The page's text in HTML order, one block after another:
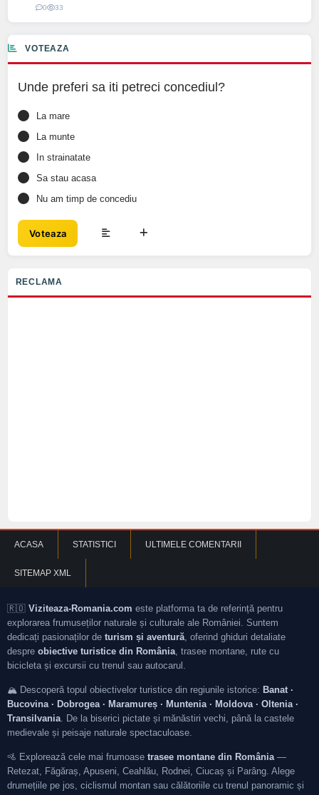
0 33
VOTEAZA
Unde preferi sa iti petreci concediul?
La mare
La munte
In strainatate
Sa stau acasa
Nu am timp de concediu
Voteaza
RECLAMA
ACASA STATISTICI ULTIMELE COMENTARII
SITEMAP XML
🇷🇴 Viziteaza-Romania.com este platforma ta de referință pentru
explorarea frumuseților naturale și culturale ale României. Suntem
dedicați pasionaților de turism și aventură , oferind ghiduri detaliate
despre obiective turistice din România , trasee montane, rute cu
bicicleta și excursii cu trenul sau autocarul.
🏔️ Descoperă topul obiectivelor turistice din regiunile istorice: Banat ·
Bucovina · Dobrogea · Maramureș · Muntenia · Moldova · Oltenia ·
Transilvania . De la biserici pictate și mănăstiri vechi, până la castele
medievale și peisaje naturale spectaculoase.
🚵 Explorează cele mai frumoase trasee montane din România —
Retezat, Făgăraș, Apuseni, Ceahlău, Rodnei, Ciucaș și Parâng. Alege
drumețiile pe jos, ciclismul montan sau călătoriile cu trenul panoramic și